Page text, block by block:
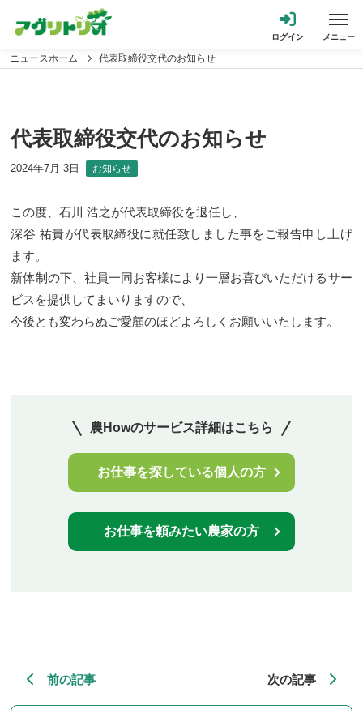
ニュースホーム 代表取締役交代のお知らせ
代表取締役交代のお知らせ
2024年7月 3日 お知らせ
この度、石川 浩之が代表取締役を退任し、
深谷 祐貴が代表取締役に就任致しました事をご報告申し上げ
ます。
新体制の下、社員一同お客様により一層お喜びいただけるサー
ビスを提供してまいりますので、
今後とも変わらぬご愛顧のほどよろしくお願いいたします。
農Howのサービス詳細はこちら
お仕事を探している個人の方
お仕事を頼みたい農家の方
前の記事 次の記事